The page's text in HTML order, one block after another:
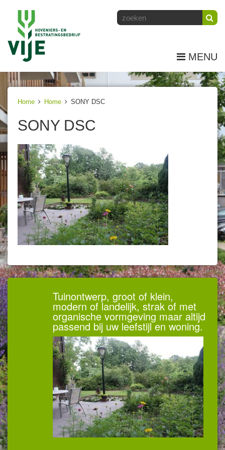
MENU
Home Home SONY DSC
SONY DSC
Tuinontwerp, groot of klein,
modern of landelijk, strak of met
organische vormgeving maar altijd
passend bij uw leefstijl en woning.